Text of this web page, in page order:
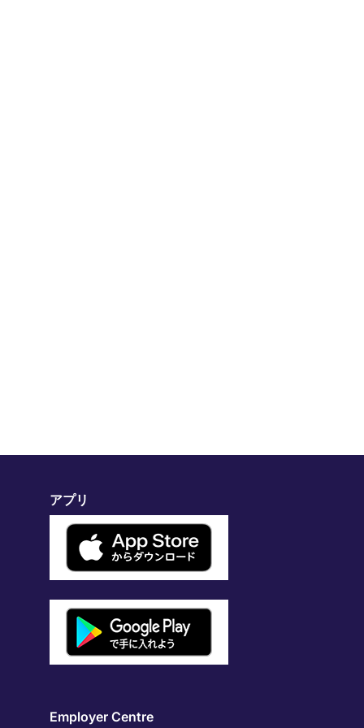
アプリ
Employer Centre